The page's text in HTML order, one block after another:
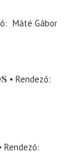
Máté Gábor
Rendező
Rendező